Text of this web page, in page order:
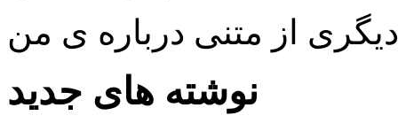
نوشته های جدید